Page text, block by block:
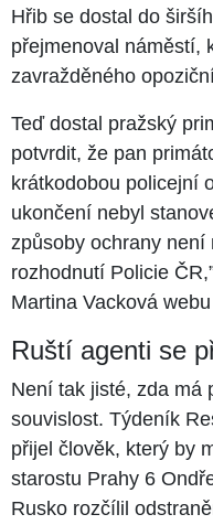
Hřib se dostal do
přejmenoval náměstí,
zavražděného
Teď dostal pražský
potvrdit, že pan
krátkodobou policejní
ukončení nebyl
způsoby ochrany není
rozhodnutí Policie
Martina Vacková
Ruští agenti se
Není tak jisté, zda má
souvislost. Týdeník
přijel člověk, který by
starostu Prahy 6
Rusko rozčílil